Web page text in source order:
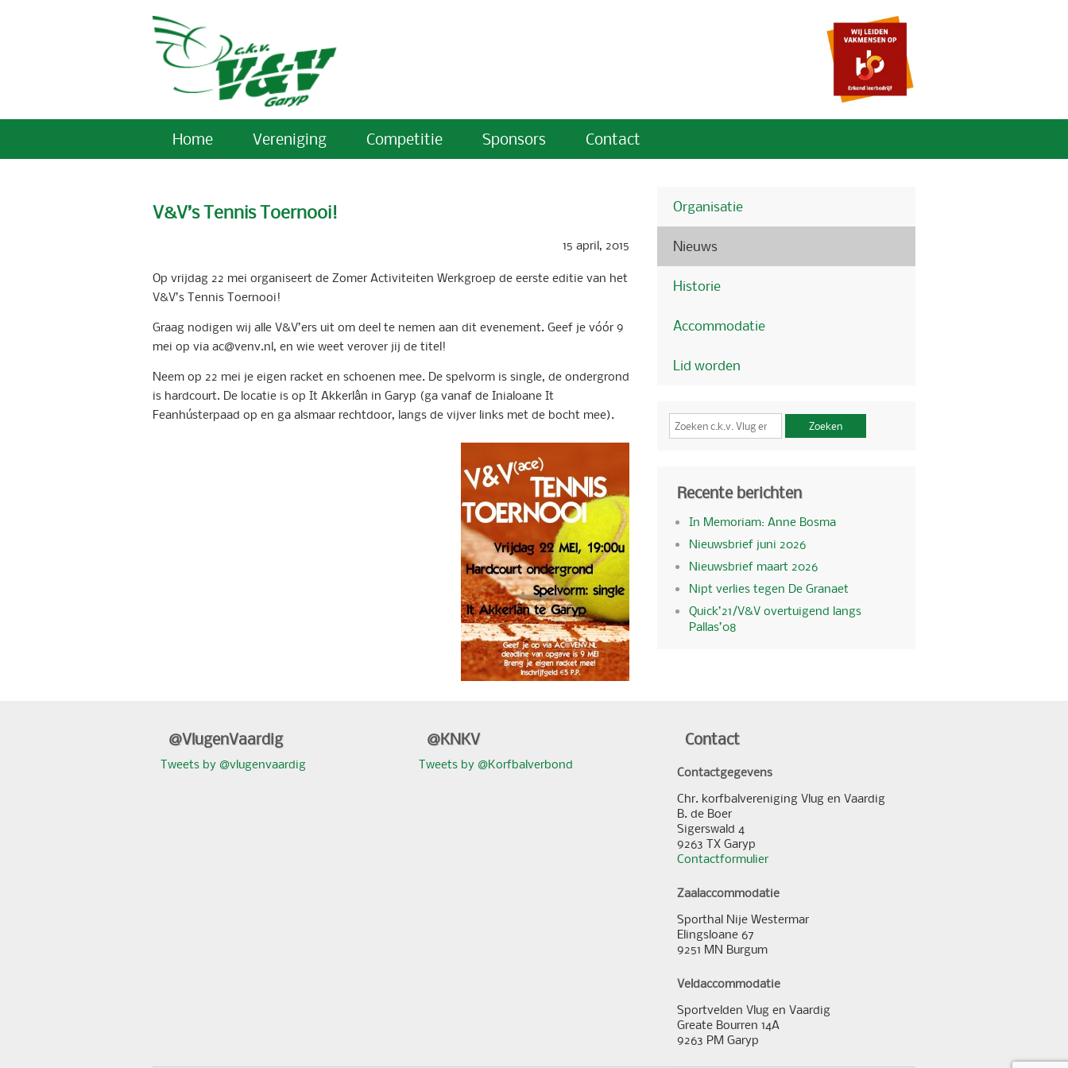
Home Vereniging Competitie Sponsors Contact
V&V’s Tennis Toernooi!
15 april, 2015
Op vrijdag 22 mei organiseert de Zomer Activiteiten Werkgroep de eerste editie van het
V&V’s Tennis Toernooi!
Graag nodigen wij alle V&V’ers uit om deel te nemen aan dit evenement. Geef je vóór 9
mei op via ac@venv.nl, en wie weet verover jij de titel!
Neem op 22 mei je eigen racket en schoenen mee. De spelvorm is single, de ondergrond
is hardcourt. De locatie is op It Akkerlân in Garyp (ga vanaf de Inialoane It
Feanhústerpaad op en ga alsmaar rechtdoor, langs de vijver links met de bocht mee).
Organisatie
Nieuws
Historie
Accommodatie
Lid worden
Zoeken
Recente berichten
In Memoriam: Anne Bosma
Nieuwsbrief juni 2026
Nieuwsbrief maart 2026
Nipt verlies tegen De Granaet
Quick’21/V&V overtuigend langs
Pallas’08
@VlugenVaardig
Tweets by @vlugenvaardig
@KNKV
Tweets by @Korfbalverbond
Contact
Contactgegevens
Chr. korfbalvereniging Vlug en Vaardig
B. de Boer
Sigerswald 4
9263 TX Garyp
Contactformulier
Zaalaccommodatie
Sporthal Nije Westermar
Elingsloane 67
9251 MN Burgum
Veldaccommodatie
Sportvelden Vlug en Vaardig
Greate Bourren 14A
9263 PM Garyp